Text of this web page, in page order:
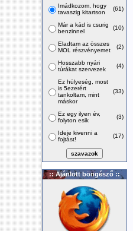
Imádkozom, hogy
tavaszig kitartson
(61)
Már a kád is csurig
benzinnel
(10)
Eladtam az összes
MOL részvényemet
(2)
Hosszabb nyári
túrákat szervezek
(4)
Ez hülyeség, most
is 5ezerért
tankoltam, mint
máskor
(33)
Ez egy ilyen év,
folyton esik
(3)
Ideje kivenni a
fojtást!
(17)
:: Ajánlott böngésző ::